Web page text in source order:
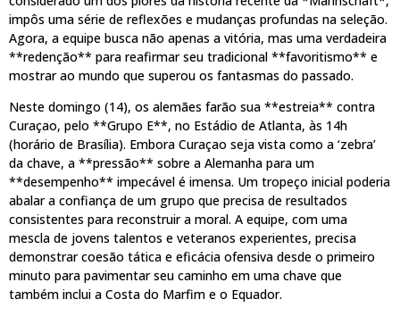
impôs uma série de reflexões e mudanças profundas na seleção.
Agora, a equipe busca não apenas a vitória, mas uma verdadeira
**redenção** para reafirmar seu tradicional **favoritismo** e
mostrar ao mundo que superou os fantasmas do passado.
Neste domingo (14), os alemães farão sua **estreia** contra
Curaçao, pelo **Grupo E**, no Estádio de Atlanta, às 14h
(horário de Brasília). Embora Curaçao seja vista como a ‘zebra’
da chave, a **pressão** sobre a Alemanha para um
**desempenho** impecável é imensa. Um tropeço inicial poderia
abalar a confiança de um grupo que precisa de resultados
consistentes para reconstruir a moral. A equipe, com uma
mescla de jovens talentos e veteranos experientes, precisa
demonstrar coesão tática e eficácia ofensiva desde o primeiro
minuto para pavimentar seu caminho em uma chave que
também inclui a Costa do Marfim e o Equador.